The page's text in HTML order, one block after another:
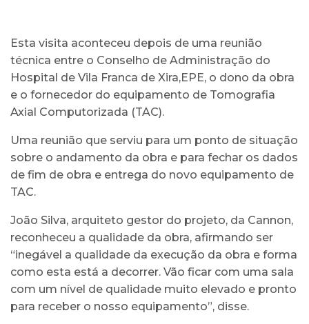
Esta visita aconteceu depois de uma reunião
técnica entre o Conselho de Administração do
Hospital de Vila Franca de Xira,EPE, o dono da obra
e o fornecedor do equipamento de Tomografia
Axial Computorizada (TAC).
Uma reunião que serviu para um ponto de situação
sobre o andamento da obra e para fechar os dados
de fim de obra e entrega do novo equipamento de
TAC.
João Silva, arquiteto gestor do projeto, da Cannon,
reconheceu a qualidade da obra, afirmando ser
“inegável a qualidade da execução da obra e forma
como esta está a decorrer. Vão ficar com uma sala
com um nível de qualidade muito elevado e pronto
para receber o nosso equipamento”, disse.